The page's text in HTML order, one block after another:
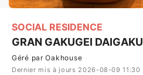
SOCIAL RESIDENCE
GRAN GAKUGEI DAIGAKU
Géré par Oakhouse
Dernier mis à jours 2026-08-09 11:30